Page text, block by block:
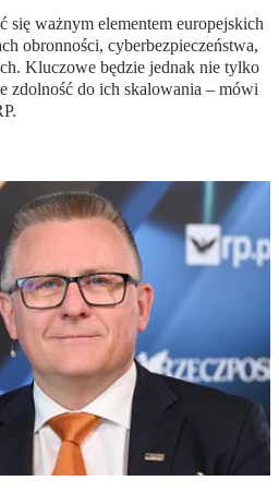
się ważnym elementem europejskich
obronności, cyberbezpieczeństwa,
Kluczowe będzie jednak nie tylko
zdolność do ich skalowania – mówi